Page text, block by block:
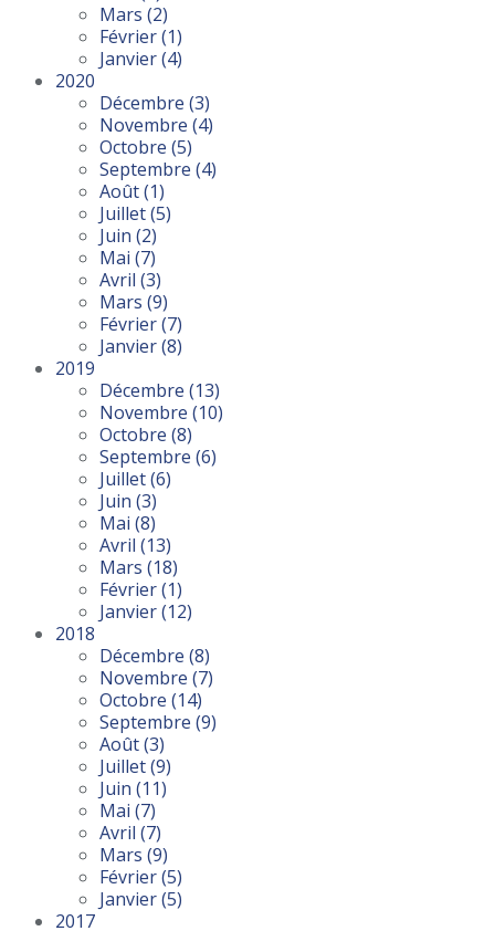
Mars (2)
Février(1)
Janvier(4)
2020
Décembre (3)
Novembre (4)
Octobre (5)
Septembre (4)
Août(1)
Juillet(5)
Juin (2)
Mai (7)
Avril (3)
Mars (9)
Février(7)
Janvier(8)
2019
Décembre (13)
Novembre (10)
Octobre (8)
Septembre (6)
Juillet(6)
Juin (3)
Mai (8)
Avril (13)
Mars (18)
Février(1)
Janvier(12)
2018
Décembre (8)
Novembre (7)
Octobre (14)
Septembre (9)
Août(3)
Juillet(9)
Juin (11)
Mai (7)
Avril (7)
Mars (9)
Février(5)
Janvier(5)
2017